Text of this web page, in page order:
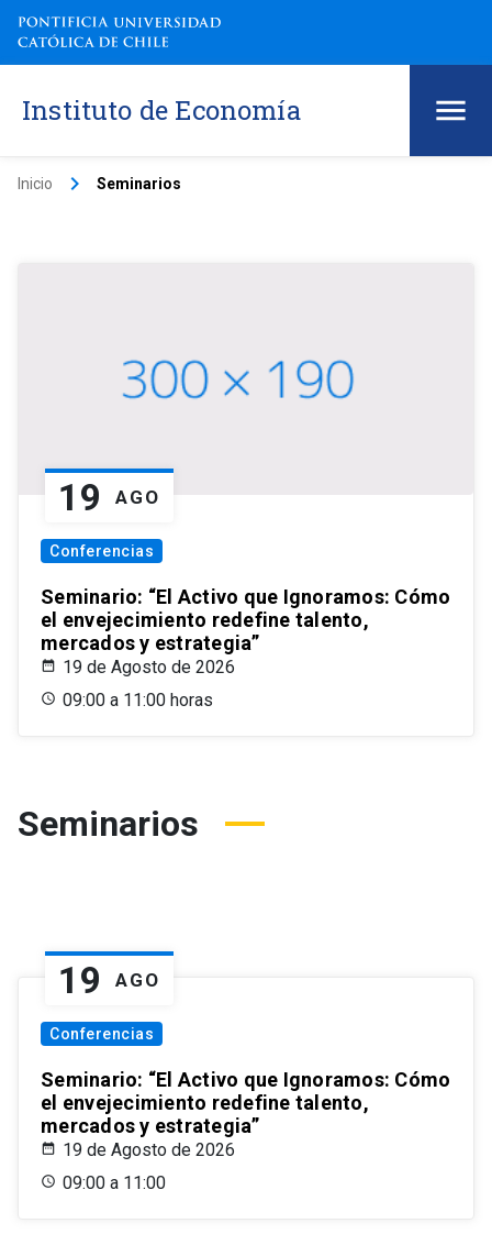
Instituto de Economía
Inicio keyboard_arrow_right Seminarios
19 AGO
Conferencias
Seminario: “El Activo que Ignoramos: Cómo
el envejecimiento redefine talento,
mercados y estrategia”
19 de Agosto de 2026
09:00 a 11:00 horas
Seminarios
19 AGO
Conferencias
Seminario: “El Activo que Ignoramos: Cómo
el envejecimiento redefine talento,
mercados y estrategia”
19 de Agosto de 2026
09:00 a 11:00